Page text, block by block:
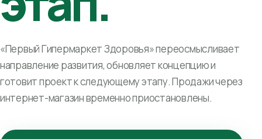
«Первый Гипермаркет Здоровья» переосмысливает
направление развития, обновляет концепцию и
готовит проект к следующему этапу. Продажи через
интернет-магазин временно приостановлены.